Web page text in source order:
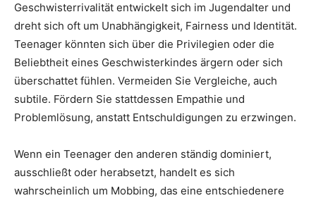
Geschwisterrivalität entwickelt sich im Jugendalter und
dreht sich oft um Unabhängigkeit, Fairness und Identität.
Teenager könnten sich über die Privilegien oder die
Beliebtheit eines Geschwisterkindes ärgern oder sich
überschattet fühlen. Vermeiden Sie Vergleiche, auch
subtile. Fördern Sie stattdessen Empathie und
Problemlösung, anstatt Entschuldigungen zu erzwingen.
Wenn ein Teenager den anderen ständig dominiert,
ausschließt oder herabsetzt, handelt es sich
wahrscheinlich um Mobbing, das eine entschiedenere